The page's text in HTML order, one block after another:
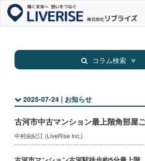
コラム検索
2025-07-24 | お知らせ
古河市中古マンション最上階角部屋
中村由紀江 (LiveRise Inc.)